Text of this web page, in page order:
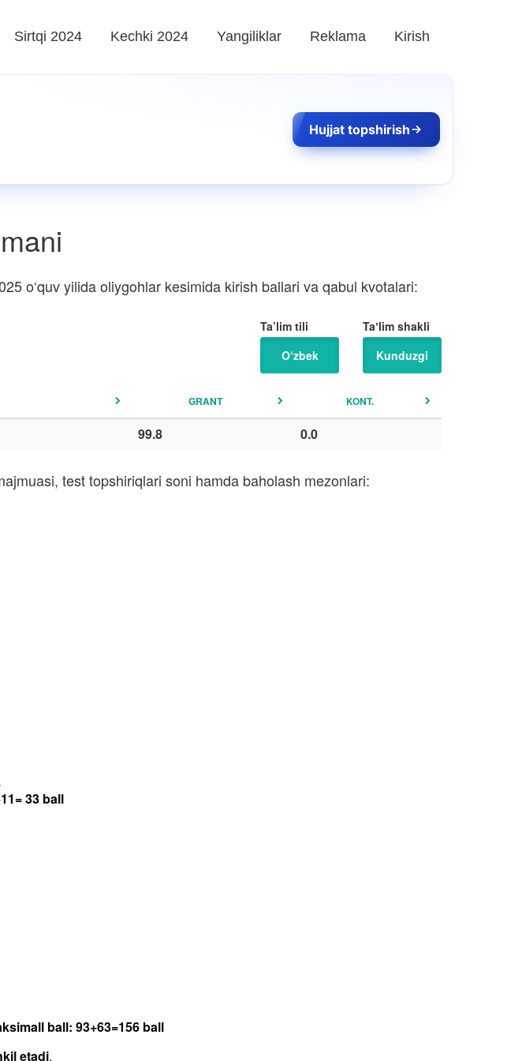
Sirtqi 2024 Kechki 2024 Yangiliklar Reklama Kirish
Hujjat topshirish
o‘quv yilida oliygohlar kesimida kirish ballari va qabul kvotalari:
Taʼlim shakli
Kunduzgi
Ta’lim tili
O‘zbek
GRANT KONT.
99.8 0.0
test topshiriqlari soni hamda baholash mezonlari:
33 ball
ball: 93+63=156 ball
etadi.